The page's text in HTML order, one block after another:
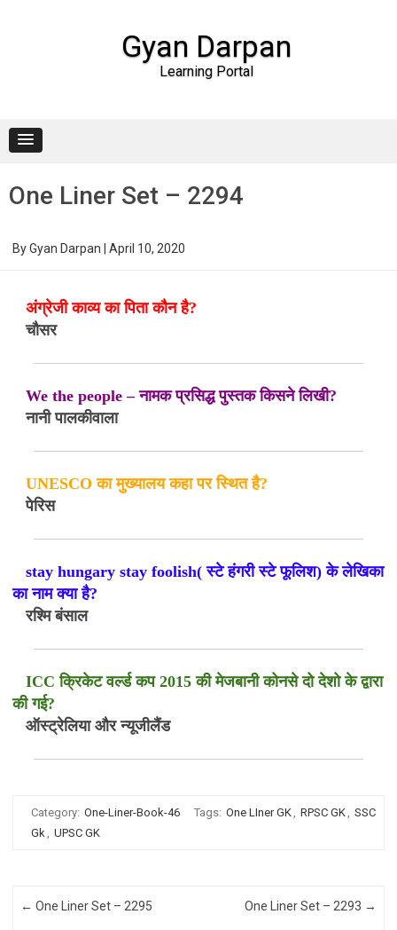
Gyan Darpan
Learning Portal
One Liner Set – 2294
ByGyan Darpan April 10, 2020
अंग्रेजी काव्य का पिता कौन है?
चौसर
We the people – नामक प्रसिद्ध पुस्तक किसने लिखी?
नानी पालकीवाला
UNESCO का मुख्यालय कहा पर स्थित है?
पेरिस
stay hungary stay foolish( स्टे हंगरी स्टे फूलिश) के लेखिका
का नाम क्या है?
रश्मि बंसाल
ICC क्रिकेट वर्ल्ड कप 2015 की मेजबानी कोनसे दो देशो के द्वारा
की गई?
ऑस्ट्रेलिया और न्यूजीलैंड
Category: One-Liner-Book-46 Tags: One LIner GK, RPSC GK, SSC
Gk, UPSC GK
Post navigation
← One Liner Set – 2295 One Liner Set – 2293 →